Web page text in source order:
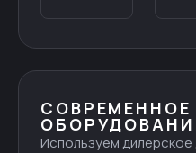
СОВРЕМЕННОЕ
Используем